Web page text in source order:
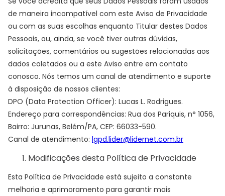
de maneira incompatível com este Aviso de Privacidade
ou com as suas escolhas enquanto Titular destes Dados
Pessoais, ou, ainda, se você tiver outras dúvidas,
solicitações, comentários ou sugestões relacionadas aos
dados coletados ou a este Aviso entre em contato
conosco. Nós temos um canal de atendimento e suporte
à disposição de nossos clientes:
DPO (Data Protection Officer): Lucas L. Rodrigues.
Endereço para correspondências: Rua dos Pariquis, n° 1056,
Bairro: Jurunas, Belém/PA, CEP: 66033-590.
Canal de atendimento: lgpd.lider@lidernet.com.br
Modificações desta Política de Privacidade
Esta Política de Privacidade está sujeito a constante
melhoria e aprimoramento para garantir mais